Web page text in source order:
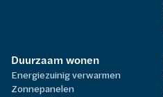
Duurzaam wonen
Energiezuinig verwarmen
Zonnepanelen